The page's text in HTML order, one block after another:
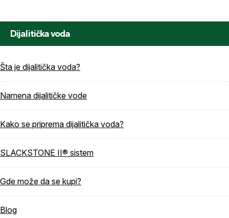
Dijalitička voda
Šta je dijalitička voda?
Namena dijalitičke vode
Kako se priprema dijalitička voda?
SLACKSTONE II® sistem
Gde može da se kupi?
Blog